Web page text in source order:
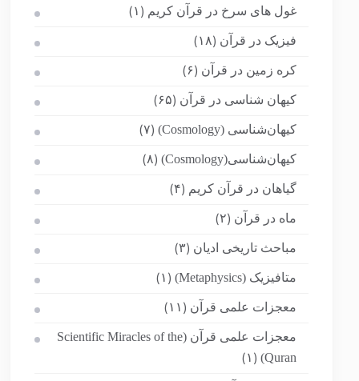
غول های سرخ در قرآن کریم (۱)
فیزیک در قرآن (۱۸)
کره زمین در قرآن (۶)
کیهان شناسی در قرآن (۶۵)
کیهان‌شناسی (Cosmology) (۷)
کیهان‌شناسی(Cosmology) (۸)
گیاهان در قرآن کریم (۴)
ماه در قرآن (۲)
مباحث تاریخی ادیان (۳)
متافیزیک (Metaphysics) (۱)
معجزات علمی قرآن (۱۱)
معجزات علمی قرآن (Scientific Miracles of the
Quran)
(۱)